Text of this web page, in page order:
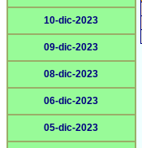
10-dic-2023
09-dic-2023
08-dic-2023
06-dic-2023
05-dic-2023